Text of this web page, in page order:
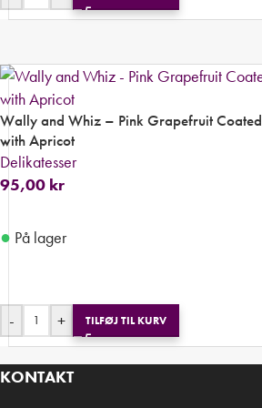
Wally and Whiz – Pink Grapefruit Coated
with Apricot
Delikatesser
95,00 kr
● På lager
- + TILFØJ TIL KURV
KONTAKT